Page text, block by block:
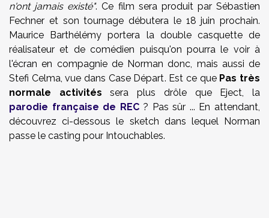
n'ont jamais existé". Ce film sera produit par Sébastien
Fechner et son tournage débutera le 18 juin prochain.
Maurice Barthélémy portera la double casquette de
réalisateur et de comédien puisqu'on pourra le voir à
l'écran en compagnie de Norman donc, mais aussi de
Stefi Celma, vue dans Case Départ. Est ce que Pas très
normale activités sera plus drôle que Eject, la
parodie française de REC? Pas sûr ... En attendant,
découvrez ci-dessous le sketch dans lequel Norman
passe le casting pour Intouchables.